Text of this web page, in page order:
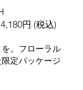
4,180円 (税込)
。フローラル
定パッケージ